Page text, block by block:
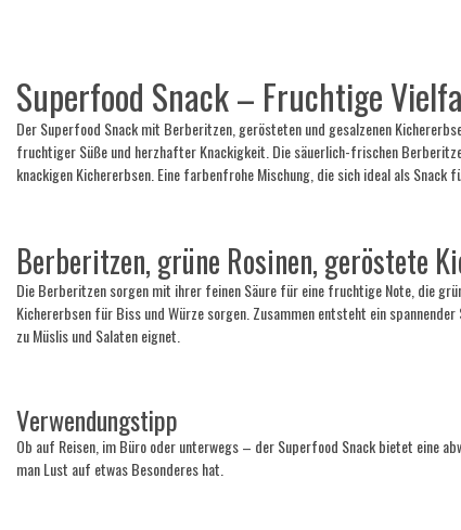
Superfood Snack – Fruchtige
Der Superfood Snack mit Berberitzen, gerösteten und gesalzenen
fruchtiger Süße und herzhafter Knackigkeit. Die säuerlich-frischen
knackigen Kichererbsen. Eine farbenfrohe Mischung, die sich ideal als Snack
Berberitzen, grüne Rosinen, geröstete
Die Berberitzen sorgen mit ihrer feinen Säure für eine fruchtige Note, die
Kichererbsen für Biss und Würze sorgen. Zusammen entsteht ein
zu Müslis und Salaten eignet.
Verwendungstipp
Ob auf Reisen, im Büro oder unterwegs – der Superfood Snack bietet eine
man Lust auf etwas Besonderes hat.